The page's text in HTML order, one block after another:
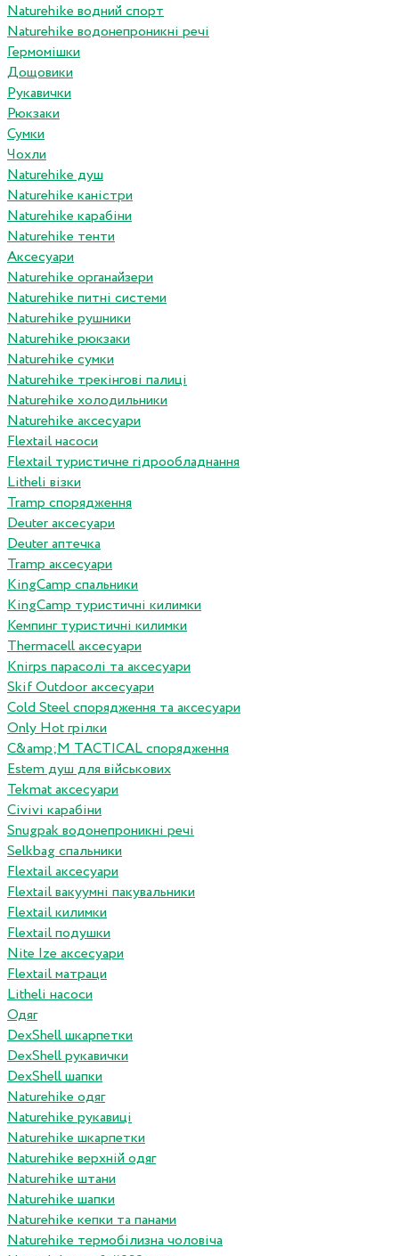
Naturehike водний спорт
Naturehike водонепроникні речі
Гермомішки
Дощовики
Рукавички
Рюкзаки
Сумки
Чохли
Naturehike душ
Naturehike каністри
Naturehike карабіни
Naturehike тенти
Аксесуари
Naturehike органайзери
Naturehike питні системи
Naturehike рушники
Naturehike рюкзаки
Naturehike сумки
Naturehike трекінгові палиці
Naturehike холодильники
Naturehike аксесуари
Flextail насоси
Flextail туристичне гідрообладнання
Litheli візки
Tramp спорядження
Deuter аксесуари
Deuter аптечка
Tramp аксесуари
KingCamp спальники
KingCamp туристичні килимки
Кемпинг туристичні килимки
Thermacell аксесуари
Knirps парасолі та аксесуари
Skif Outdoor аксесуари
Cold Steel спорядження та аксесуари
Only Hot грілки
C&amp;M TACTICAL спорядження
Estem душ для військових
Tekmat аксесуари
Сivivi карабіни
Snugpak водонепроникні речі
Selkbag спальники
Flextail аксесуари
Flextail вакуумні пакувальники
Flextail килимки
Flextail подушки
Nite Ize аксесуари
Flextail матраци
Litheli насоси
Одяг
DexShell шкарпетки
DexShell рукавички
DexShell шапки
Naturehike одяг
Naturehike рукавиці
Naturehike шкарпетки
Naturehike верхній одяг
Naturehike штани
Naturehike шапки
Naturehike кепки та панами
Naturehike термобілизна чоловіча